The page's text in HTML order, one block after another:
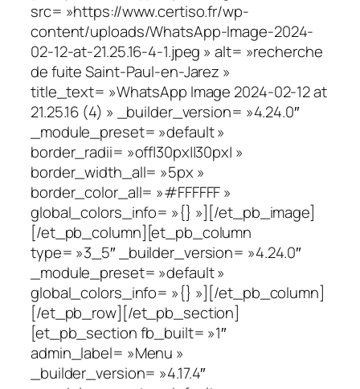
src= »https://www.certiso.fr/wp-
content/uploads/WhatsApp-Image-2024-
02-12-at-21.25.16-4-1.jpeg » alt= »recherche
de fuite Saint-Paul-en-Jarez »
title_text= »WhatsApp Image 2024-02-12 at
21.25.16 (4) » _builder_version= »4.24.0″
_module_preset= »default »
border_radii= »off|30px||30px| »
border_width_all= »5px »
border_color_all= »#FFFFFF »
global_colors_info= »{} »][/et_pb_image]
[/et_pb_column][et_pb_column
type= »3_5″ _builder_version= »4.24.0″
_module_preset= »default »
global_colors_info= »{} »][/et_pb_column]
[/et_pb_row][/et_pb_section]
[et_pb_section fb_built= »1″
admin_label= »Menu »
_builder_version= »4.17.4″